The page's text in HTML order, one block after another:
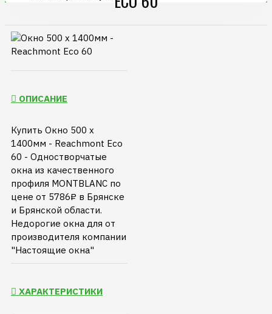
ОПИСАНИЕ
Купить Окно 500 х
1400мм - Reachmont Eco
60 - Одностворчатые
окна из качественного
профиля MONTBLANC по
цене от 5786₽ в Брянске
и Брянской области.
Недорогие окна для от
производителя компании
"Настоящие окна"
ХАРАКТЕРИСТИКИ